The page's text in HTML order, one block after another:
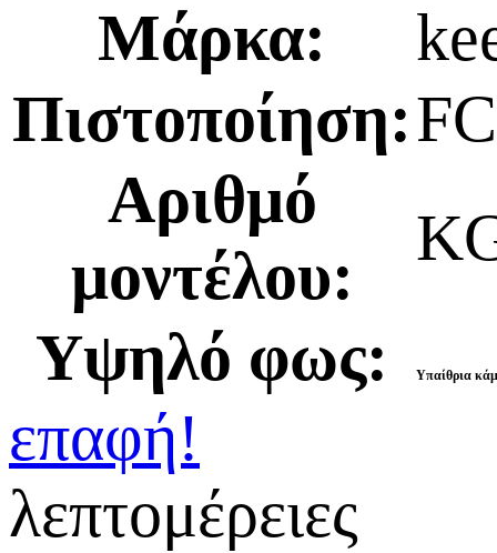
Μάρκα:
Πιστοποίηση:
Αριθμό
μοντέλου:
Υψηλό φως:
Υπαίθρια
επαφή!
λεπτομέρειες